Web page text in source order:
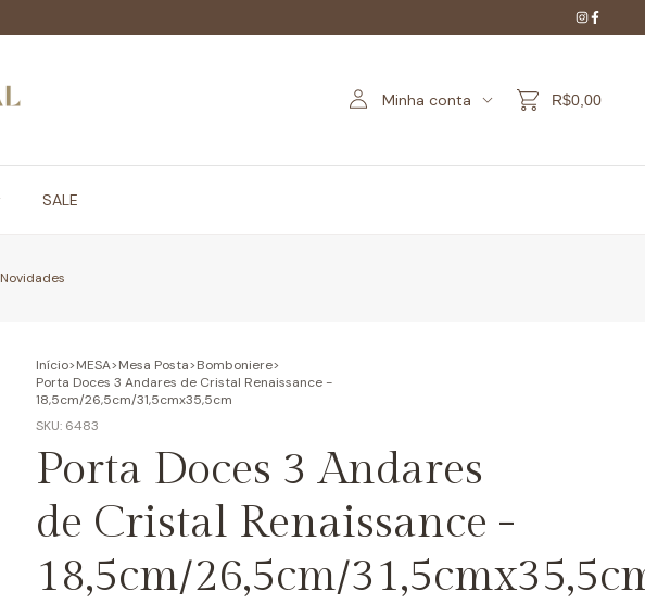
Minha conta R$0,00
SALE
Novidades
Início>MESA>Mesa Posta>Bomboniere>
Porta Doces 3 Andares de Cristal Renaissance -
18,5cm/26,5cm/31,5cmx35,5cm
SKU: 6483
Porta Doces 3 Andares
de Cristal Renaissance -
18,5cm/26,5cm/